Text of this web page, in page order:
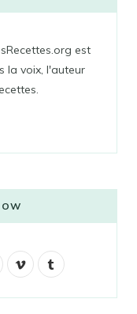
est
la voix, l'auteur
V